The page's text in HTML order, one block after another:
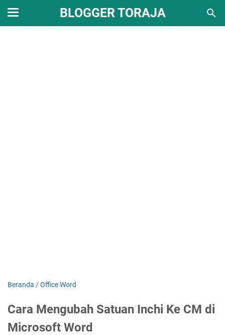
BLOGGER TORAJA
Beranda /Office Word
Cara Mengubah Satuan Inchi Ke CM di
Microsoft Word